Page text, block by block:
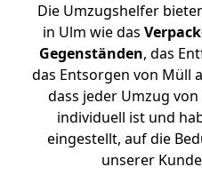
Die Umzugshelfer
in Ulm wie das
Gegenständen, das
das Entsorgen von Müll
dass jeder Umzug
individuell ist und
eingestellt, auf die
unserer